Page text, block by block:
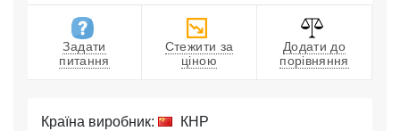
Задати
питання
Стежити за
ціною
Додати до
порівняння
Країна виробник:
КНР